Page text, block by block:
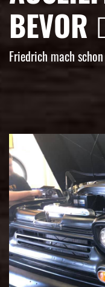
BEVOR
Friedrich mach